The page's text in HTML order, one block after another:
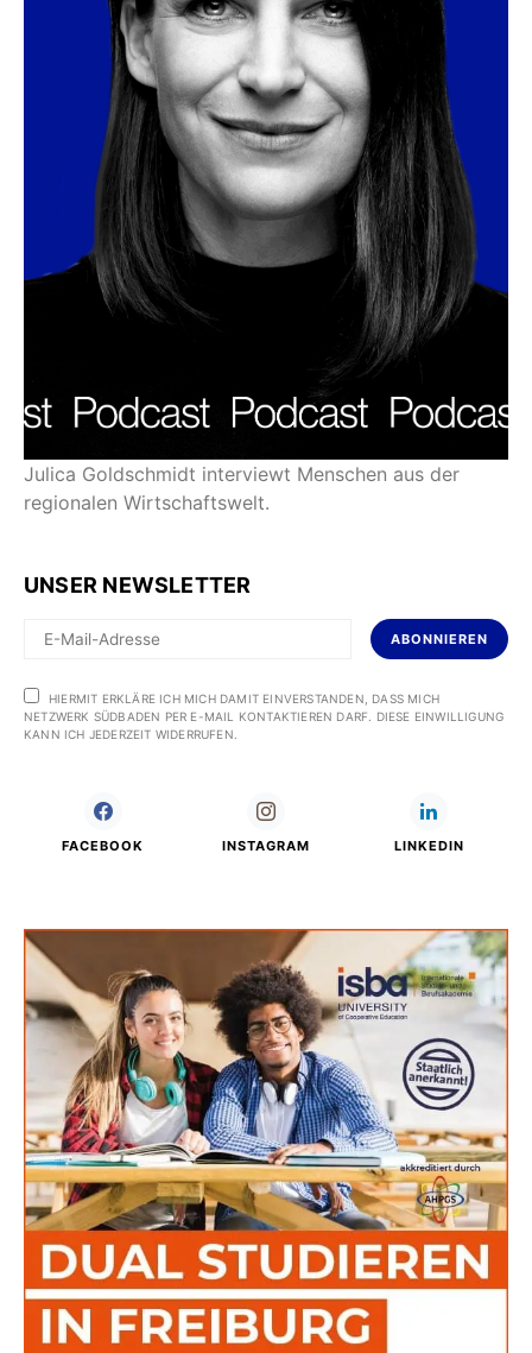
Julica Goldschmidt interviewt Menschen aus der
regionalen Wirtschaftswelt.
UNSER NEWSLETTER
ABONNIEREN
HIERMIT ERKLÄRE ICH MICH DAMIT EINVERSTANDEN, DASS MICH
NETZWERK SÜDBADEN PER E-MAIL KONTAKTIEREN DARF. DIESE EINWILLIGUNG
KANN ICH JEDERZEIT WIDERRUFEN.
FACEBOOK INSTAGRAM LINKEDIN